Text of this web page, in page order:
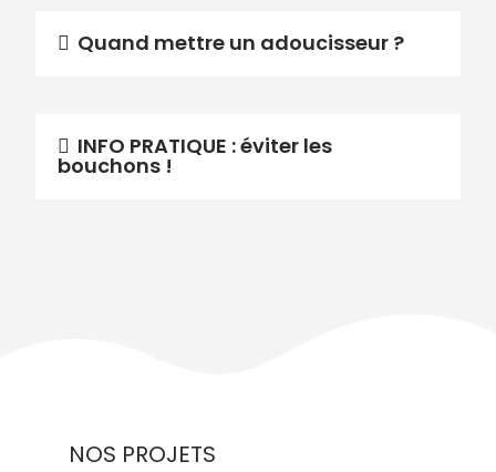
Quand mettre un adoucisseur ?
INFO PRATIQUE : éviter les
bouchons !
NOS PROJETS